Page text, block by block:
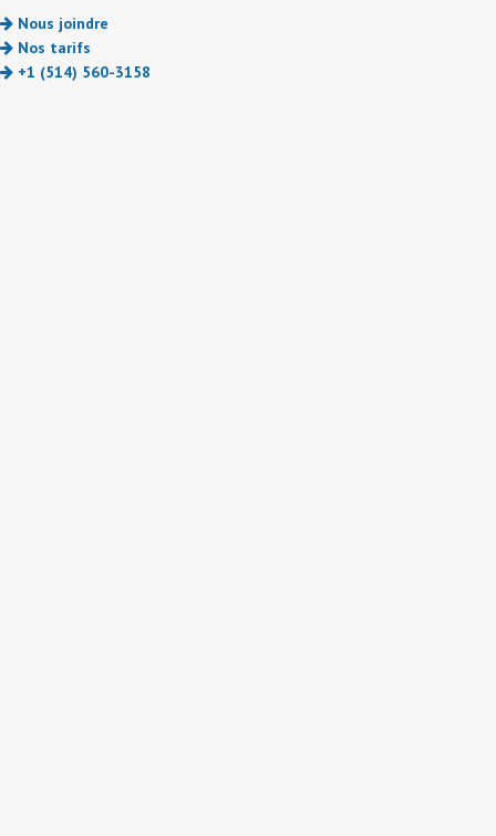
Nous joindre
Nos tarifs
+1 (514) 560-3158